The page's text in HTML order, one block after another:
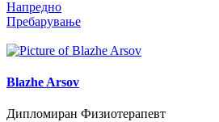
Напредно
Пребарување
Blazhe Arsov
Дипломиран Физиотерапевт